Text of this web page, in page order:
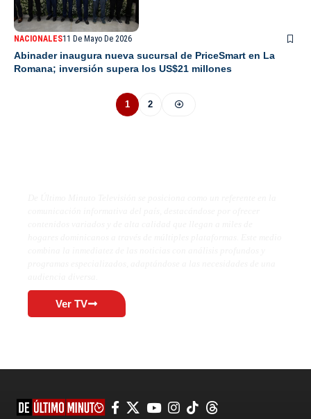
NACIONALES11 De Mayo De 2026
Abinader inaugura nueva sucursal de PriceSmart en La
Romana; inversión supera los US$21 millones
1 2
Ver TV